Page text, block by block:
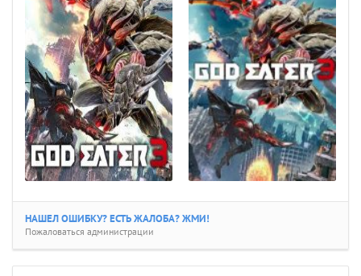
НАШЕЛ ОШИБКУ? ЕСТЬ ЖАЛОБА? ЖМИ!
Пожаловаться администрации